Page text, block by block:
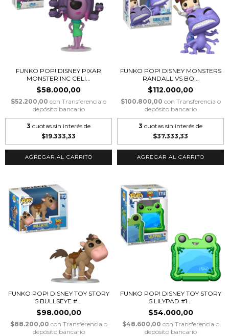
FUNKO POP! DISNEY PIXAR
MONSTER INC CELI...
$58.000,00
$52.200,00 con Transferencia o
depósito bancario
3 cuotas sin interés de
$19.333,33
FUNKO POP! DISNEY MONSTERS
RANDALL VS BO...
$112.000,00
$100.800,00 con Transferencia o
depósito bancario
3 cuotas sin interés de
$37.333,33
FUNKO POP! DISNEY TOY STORY
5 BULLSEYE #...
$98.000,00
$88.200,00 con Transferencia o
depósito bancario
FUNKO POP! DISNEY TOY STORY
5 LILYPAD #1...
$54.000,00
$48.600,00 con Transferencia o
depósito bancario